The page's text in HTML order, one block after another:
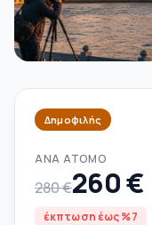
Δημοφιλής
ΑΝΆ ΆΤΟΜΟ
280 €260 €
έκπτωση έως %7